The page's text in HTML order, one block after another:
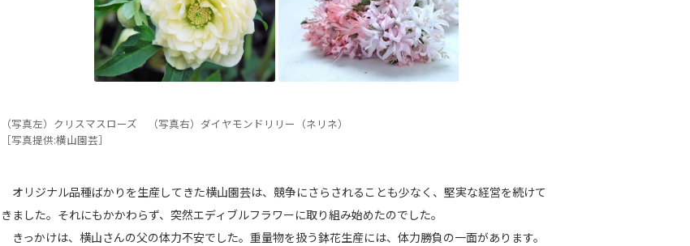
（写真左）クリスマスローズ （写真右）ダイヤモンドリリー（ネリネ）
［写真提供:横山園芸］
オリジナル品種ばかりを生産してきた横山園芸は、競争にさらされることも少なく、堅実な経営を続けて
きました。それにもかかわらず、突然エディブルフラワーに取り組み始めたのでした。
きっかけは、横山さんの父の体力不安でした。重量物を扱う鉢花生産には、体力勝負の一面があります。